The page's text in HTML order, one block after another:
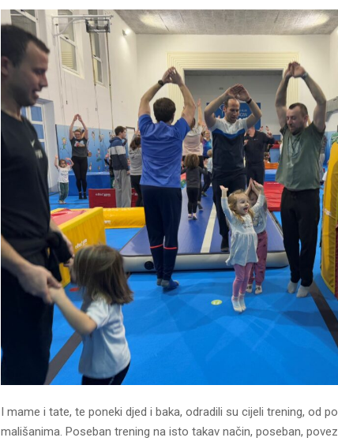
I mame i tate, te poneki djed i baka, odradili su cijeli trening, od
mališanima. Poseban trening na isto takav način, poseban,